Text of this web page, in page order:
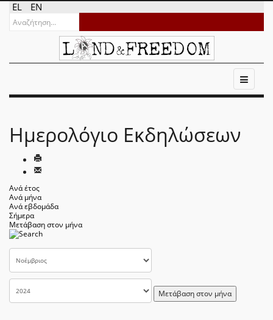
EL EN
Ημερολόγιο Εκδηλώσεων
Ανά έτος
Ανά μήνα
Ανά εβδομάδα
Σήμερα
Μετάβαση στον μήνα
Μετάβαση στον μήνα